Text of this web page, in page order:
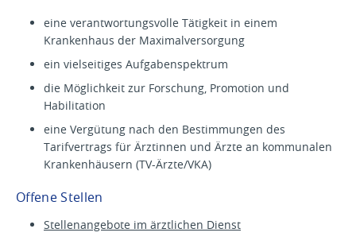
eine verantwortungsvolle Tätigkeit in einem
Krankenhaus der Maximalversorgung
ein vielseitiges Aufgabenspektrum
die Möglichkeit zur Forschung, Promotion und
Habilitation
eine Vergütung nach den Bestimmungen des
Tarifvertrags für Ärztinnen und Ärzte an kommunalen
Krankenhäusern (TV-Ärzte/VKA)
Offene Stellen
Stellenangebote im ärztlichen Dienst